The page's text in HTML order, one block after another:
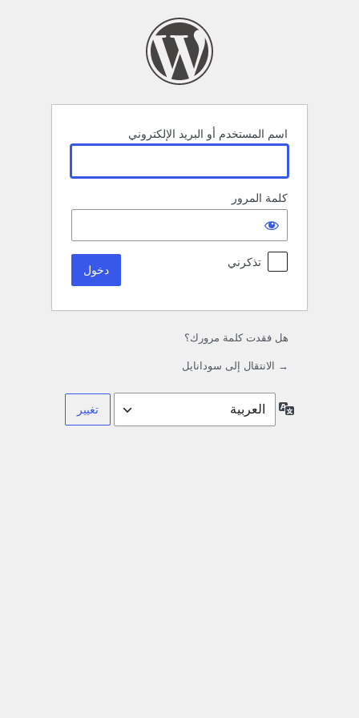
اسم المستخدم أو البريد الإلكتروني
كلمة المرور
تذكرني
هل فقدت كلمة مرورك؟
→ الانتقال إلى سودانايل
اللغة